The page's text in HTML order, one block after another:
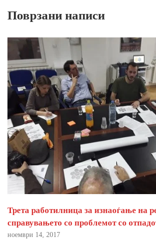
Поврзани написи
Трета работилница за изнаоѓање на
справувањето со проблемот со
ноември 14, 2017